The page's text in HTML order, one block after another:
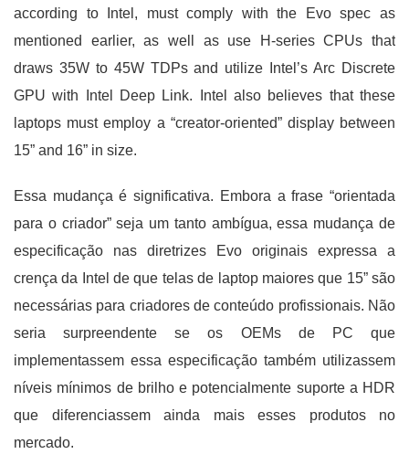
according to Intel, must comply with the Evo spec as
mentioned earlier, as well as use H-series CPUs that
draws 35W to 45W TDPs and utilize Intel’s Arc Discrete
GPU with Intel Deep Link. Intel also believes that these
laptops must employ a “creator-oriented” display between
15” and 16” in size.
Essa mudança é significativa. Embora a frase “orientada
para o criador” seja um tanto ambígua, essa mudança de
especificação nas diretrizes Evo originais expressa a
crença da Intel de que telas de laptop maiores que 15” são
necessárias para criadores de conteúdo profissionais. Não
seria surpreendente se os OEMs de PC que
implementassem essa especificação também utilizassem
níveis mínimos de brilho e potencialmente suporte a HDR
que diferenciassem ainda mais esses produtos no
mercado.